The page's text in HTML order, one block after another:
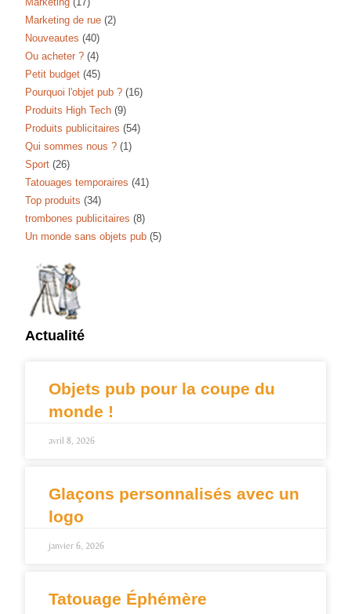
Marketing de rue (2)
Nouveautes (40)
Ou acheter ? (4)
Petit budget (45)
Pourquoi l'objet pub ? (16)
Produits High Tech (9)
Produits publicitaires (54)
Qui sommes nous ? (1)
Sport (26)
Tatouages temporaires (41)
Top produits (34)
trombones publicitaires (8)
Un monde sans objets pub (5)
Actualité
Objets pub pour la coupe du
monde !
avril 8, 2026
Glaçons personnalisés avec un
logo
janvier 6, 2026
Tatouage Éphémère